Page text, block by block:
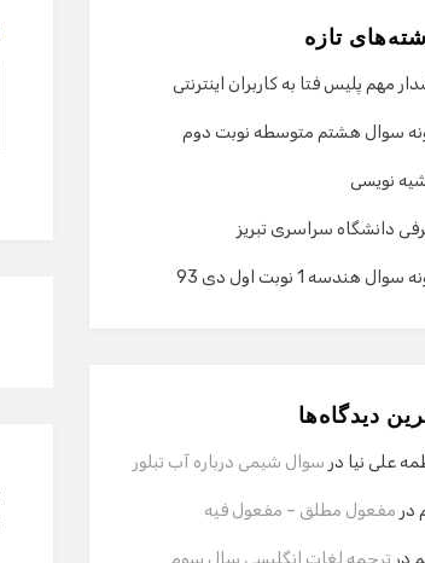
تازه
مهم پلیس فتا به کاربران اینترنتی
سوال هشتم متوسطه نوبت دوم
نویسی
دانشگاه سراسری تبریز
سوال هندسه 1 نوبت اول دی 93
دیدگاه‌ها
علی نیا در سوال شیمی درباره آب تبلور
در مفعول مطلق – مفعول فیه
در ترجمه لغات انگلیسی سال سوم